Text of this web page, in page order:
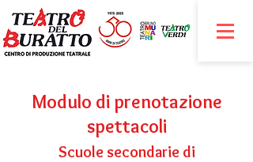
Modulo di prenotazione
spettacoli
Scuole secondarie di